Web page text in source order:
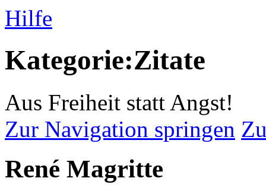
Hilfe
Kategorie:Zitate
Aus Freiheit statt Angst!
Zur Navigation springen
René Magritte